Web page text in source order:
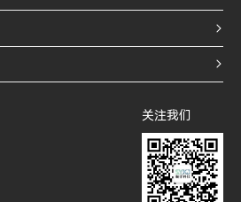
关注我们